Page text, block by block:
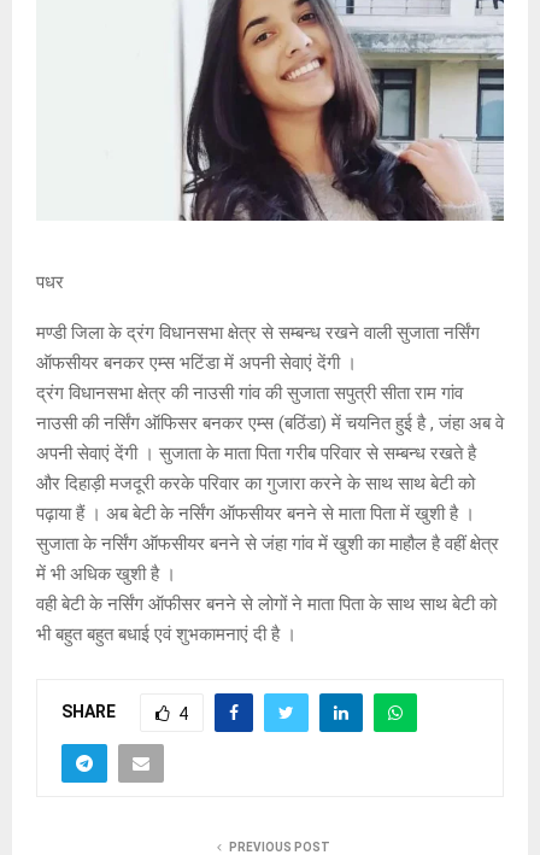
पधर
मण्डी जिला के द्रंग विधानसभा क्षेत्र से सम्बन्ध रखने वाली सुजाता नर्सिंग
ऑफसीयर बनकर एम्स भटिंडा में अपनी सेवाएं देंगी ।
द्रंग विधानसभा क्षेत्र की नाउसी गांव की सुजाता सपुत्री सीता राम गांव
नाउसी की नर्सिंग ऑफिसर बनकर एम्स (बठिंडा) में चयनित हुई है , जंहा अब वे
अपनी सेवाएं देंगी । सुजाता के माता पिता गरीब परिवार से सम्बन्ध रखते है
और दिहाड़ी मजदूरी करके परिवार का गुजारा करने के साथ साथ बेटी को
पढ़ाया हैं । अब बेटी के नर्सिंग ऑफसीयर बनने से माता पिता में खुशी है ।
सुजाता के नर्सिंग ऑफसीयर बनने से जंहा गांव में खुशी का माहौल है वहीं क्षेत्र
में भी अधिक खुशी है ।
वही बेटी के नर्सिंग ऑफीसर बनने से लोगों ने माता पिता के साथ साथ बेटी को
भी बहुत बहुत बधाई एवं शुभकामनाएं दी है ।
SHARE 4
PREVIOUS POST